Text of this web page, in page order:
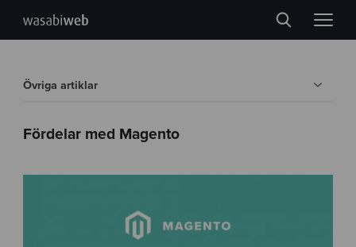
Övriga artiklar
Fördelar med Magento